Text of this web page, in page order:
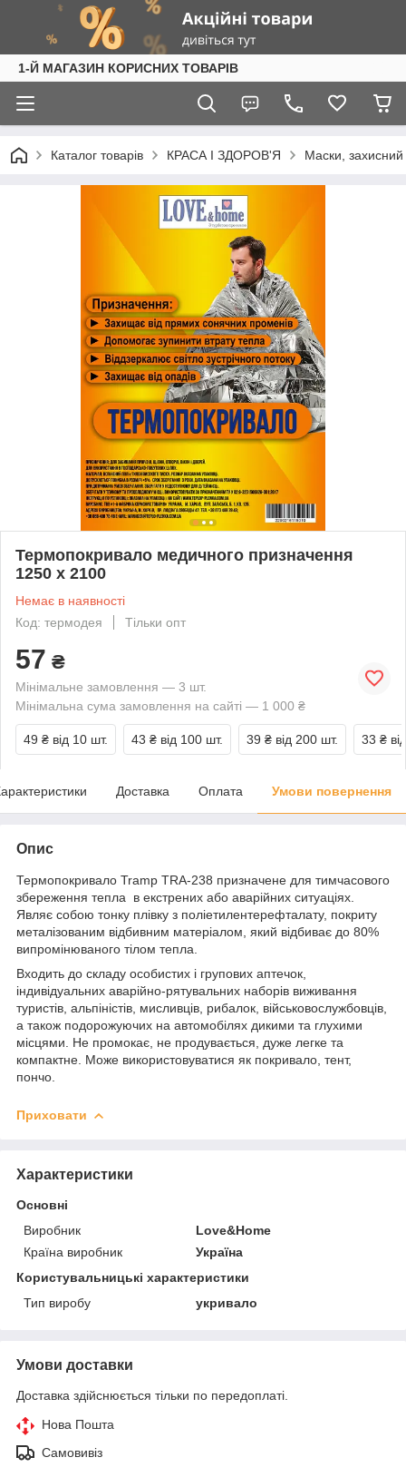
1-Й МАГАЗИН КОРИСНИХ ТОВАРІВ
Каталог товарів КРАСА І ЗДОРОВ'Я Маски, захисний
Термопокривало медичного призначення
1250 х 2100
Немає в наявності
Код: термодея
Тільки опт
57 ₴
Мінімальне замовлення — 3 шт.
Мінімальна сума замовлення на сайті — 1 000 ₴
49 ₴ від 10 шт. 43 ₴ від 100 шт. 39 ₴ від 200 шт. 33 ₴
Доставка Оплата Умови повернення
Опис
Термопокривало Tramp TRA-238 призначене для тимчасового
збереження тепла в екстрених або аварійних ситуаціях.
Являє собою тонку плівку з поліетилентерефталату, покриту
металізованим відбивним матеріалом, який відбиває до 80%
випромінюваного тілом тепла.
Входить до складу особистих і групових аптечок,
індивідуальних аварійно-рятувальних наборів виживання
туристів, альпіністів, мисливців, рибалок, військовослужбовців,
а також подорожуючих на автомобілях дикими та глухими
місцями. Не промокає, не продувається, дуже легке та
компактне. Може використовуватися як покривало, тент,
пончо.
Приховати
Характеристики
Основні
Виробник
Love&Home
Країна виробник
Україна
Користувальницькі характеристики
Тип виробу
укривало
Умови доставки
Доставка здійснюється тільки по передоплаті.
Нова Пошта
Самовивіз